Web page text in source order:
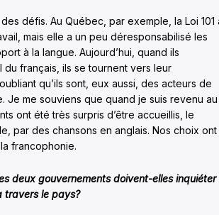
défis. Au Québec, par exemple, la Loi 101
mais elle a un peu déresponsabilisé les
à la langue. Aujourd’hui, quand ils
du français, ils se tournent vers leur
qu’ils sont, eux aussi, des acteurs de
Je me souviens que quand je suis revenu au
ont été très surpris d’être accueillis, le
par des chansons en anglais. Nos choix ont
francophonie.
deux gouvernements doivent-elles inquiéter
travers le pays?